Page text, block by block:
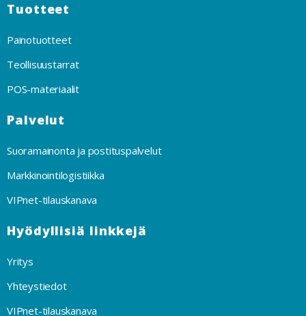
Tuotteet
Painotuotteet
Teollisuustarrat
POS-materiaalit
Palvelut
Suoramainonta ja postituspalvelut
Markkinointilogistiikka
VIPnet-tilauskanava
Hyödyllisiä linkkejä
Yritys
Yhteystiedot
VIPnet-tilauskanava